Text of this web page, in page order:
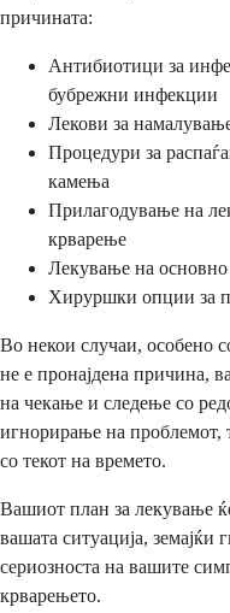
причината:
Антибиотици за
бубрежни инфекции
Лекови за
Процедури за
камења
Прилагодување на
крварење
Лекување на
Хируршки опции за
Во некои случаи, особено
не е пронајдена причина,
на чекање и следење со
игнорирање на проблемот,
со текот на времето.
Вашиот план за лекување
вашата ситуација, земајќи
сериозноста на вашите
крварењето.